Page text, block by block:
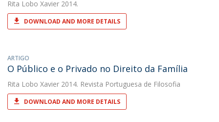
Rita Lobo Xavier 2014.
DOWNLOAD AND MORE DETAILS
ARTIGO
O Público e o Privado no Direito da Família
Rita Lobo Xavier 2014. Revista Portuguesa de Filosofia
DOWNLOAD AND MORE DETAILS